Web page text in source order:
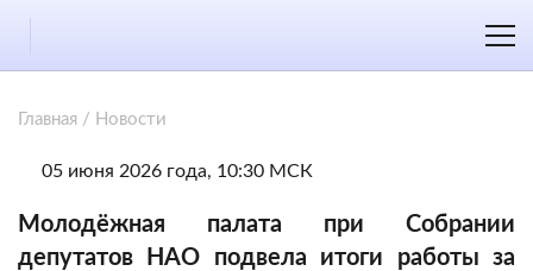
Главная / Новости
05 июня 2026 года, 10:30 МСК
Молодёжная палата при Собрании
депутатов НАО подвела итоги работы за